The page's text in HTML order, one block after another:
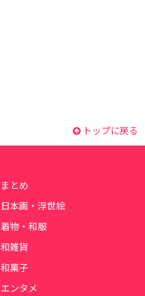
トップに戻る
まとめ
日本画・浮世絵
着物・和服
和雑貨
和菓子
エンタメ